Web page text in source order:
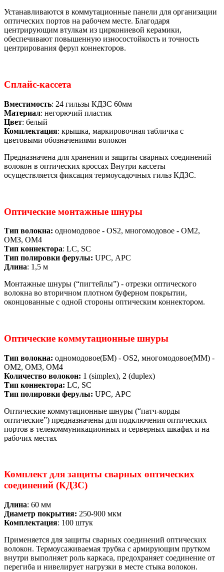
Устанавливаются в коммутационные панели для организации
оптических портов на рабочем месте. Благодаря
центрирующим втулкам из циркониевой керамики,
обеспечивают повышенную износостойкость и точность
центрирования ферул коннекторов.
Сплайс-кассета
Вместимость: 24 гильзы КДЗС 60мм
Материал: негорючий пластик
Цвет: белый
Комплектация: крышка, маркировочная табличка с
цветовыми обозначениями волокон
Предназначена для хранения и защиты сварных соединений
волокон в оптических кроссах Внутри кассеты
осуществляется фиксация термоусадочных гильз КДЗС.
Оптические монтажные шнуры
Тип волокна: одномодовое - OS2, многомодовое - ОМ2,
ОМЗ, ОМ4
Тип коннектора: LC, SC
Тип полировки ферулы: UPC, АРС
Длина: 1,5 м
Монтажные шнуры (“пигтейлы”) - отрезки оптического
волокна во вторичном плотном буферном покрытии,
оконцованные с одной стороны оптическим коннектором.
Оптические коммутационные шнуры
Тип волокна: одномодовое(БМ) - OS2, многомодовое(ММ) -
ОМ2, ОМЗ, ОМ4
Количество волокон: 1 (simplex), 2 (duplex)
Тип коннектора: LC, SC
Тип полировки ферулы: UPC, АРС
Оптические коммутационные шнуры (“патч-корды
оптические”) предназначены для подключения оптических
портов в телекоммуникационных и серверных шкафах и на
рабочих местах
Комплект для защиты сварных оптических
соединений (КДЗС)
Длина: 60 мм
Диаметр покрытия: 250-900 мкм
Комплектация: 100 штук
Применяется для защиты сварных соединений оптических
волокон. Термоусаживаемая трубка с армирующим прутком
внутри выполняет роль каркаса, предохраняет соединение от
перегиба и нивелирует нагрузки в месте стыка волокон.